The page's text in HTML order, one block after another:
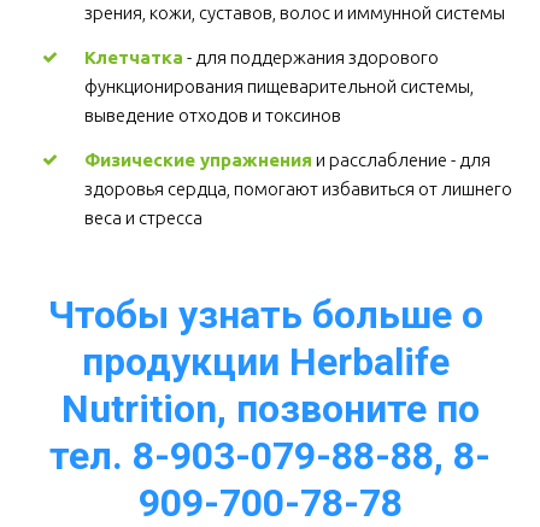
зрения, кожи, суставов, волос и иммунной системы
Клетчатка - для поддержания здорового
функционирования пищеварительной системы,
выведение отходов и токсинов
Физические упражнения и расслабление - для
здоровья сердца, помогают избавиться от лишнего
веса и стресса
Чтобы узнать больше о
продукции Herbalife
Nutrition, позвоните по
тел. 8-903-079-88-88, 8-
909-700-78-78